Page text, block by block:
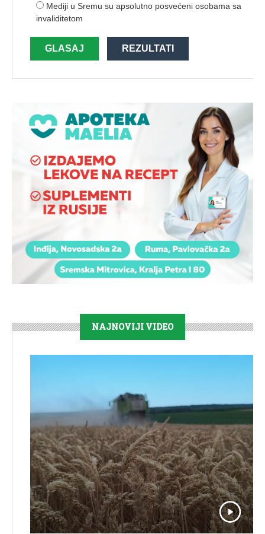
Mediji u Sremu su apsolutno posvećeni osobama sa
invaliditetom
GLASAJ REZULTATI
NAJNOVIJI VIDEO